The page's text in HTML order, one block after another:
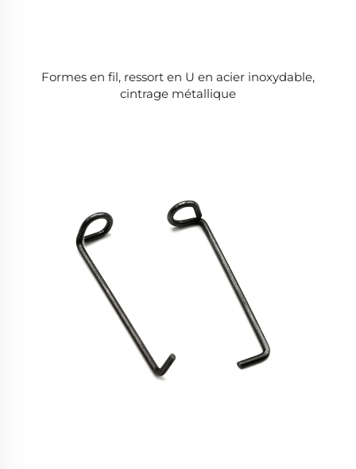
Formes en fil, ressort en U en acier inoxydable,
cintrage métallique